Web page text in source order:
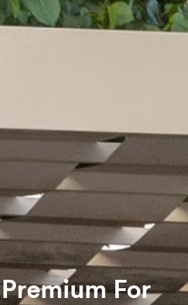
For